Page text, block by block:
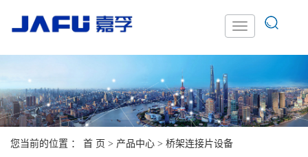
您当前的位置 ： 首 页 > 产品中心 > 桥架连接片设备